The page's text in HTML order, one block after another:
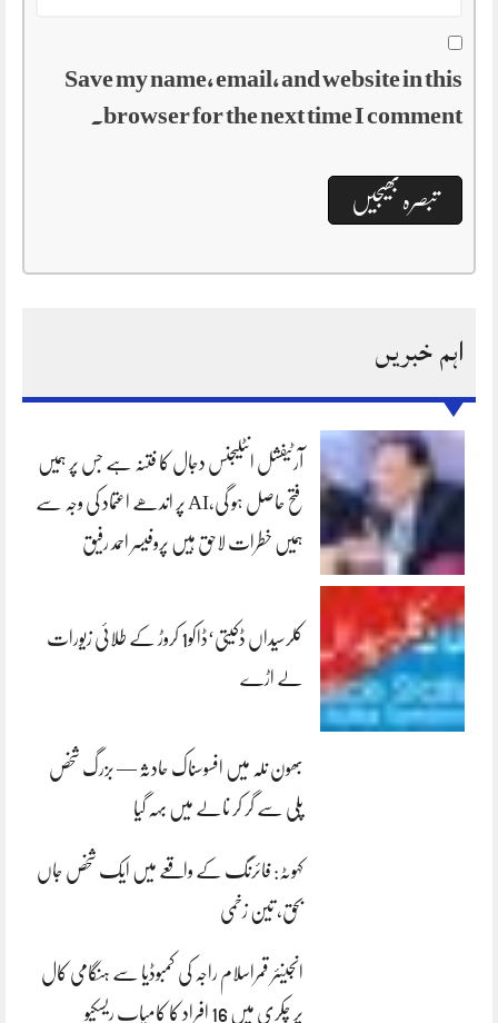
Save my name, email, and website in this
browser for the next time I comment.
اہم خبریں
آرٹیفشل انٹلیجنس دجال کا فتنہ ہے جس پر ہمیں
فتح حاصل ہو گی،AI پر اندھے اعتماد کی وجہ سے
ہمیں خطرات لاحق ہیں پروفیسر احمد رفیق
کلرسیداں ڈکیتی‘ڈاکو1 کروڑ کے طلائی زیورات
لے اڑے
بھون نلہ میں افسوسناک حادثہ — بزرگ شخص
پلی سے گر کر نالے میں بہہ گیا
کہوٹہ: فائرنگ کے واقعے میں ایک شخص جاں
بحق، تین زخمی
انجینئر قمراسلام راجہ کی کمبوڈیا سے ہنگامی کال
پر چکری میں 16 افراد کا کامیاب ریسکیو